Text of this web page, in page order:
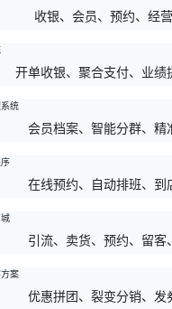
收银、会员、预约、经
开单收银、聚合支付、业绩
会员档案、智能分群、精
在线预约、自动排班、到
引流、卖货、预约、留客
优惠拼团、裂变分销、发